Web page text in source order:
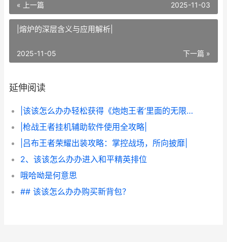
« 上一篇 2025-11-03
|熔炉的深层含义与应用解析|
下一篇 »
2025-11-05
延伸阅读
|该该怎么办办轻松获得《炮炮王者’里面的无限金币和星星|
|枪战王者挂机辅助软件使用全攻略|
|吕布王者荣耀出装攻略：掌控战场，所向披靡|
2、该该怎么办办进入和平精英排位
哦哈呦是何意思
## 该该怎么办办购买新背包？